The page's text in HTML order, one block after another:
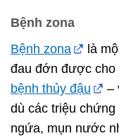
Bệnh zona
Bệnh zona
là
đau đớn được cho
bệnh thủy đậu
–
dù các triệu
ngứa, mụn nước